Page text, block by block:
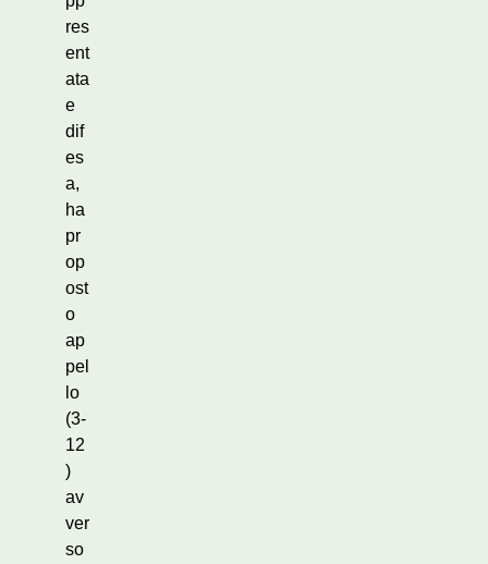
res
ent
ata
e
dif
es
a,
ha
pr
op
ost
o
ap
pel
lo
(3-
12
)
av
ver
so